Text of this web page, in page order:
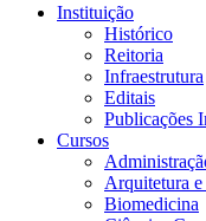
Instituição
Histórico
Reitoria
Infraestrutura
Editais
Publicações
Cursos
Arquitetura
Biomedicina